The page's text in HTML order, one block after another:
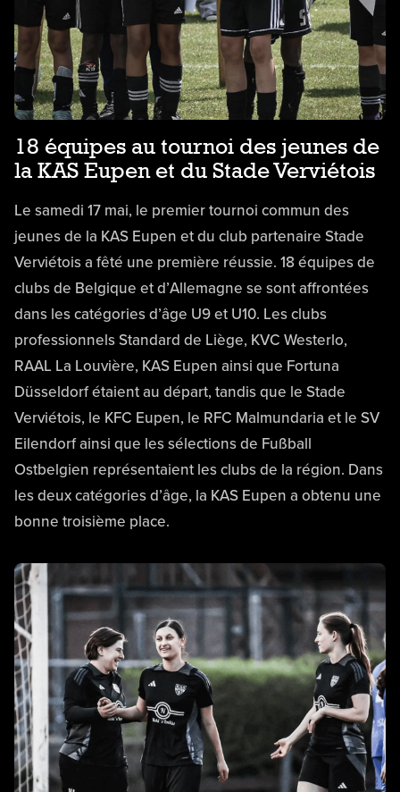
18 équipes au tournoi des jeunes de
la KAS Eupen et du Stade Verviétois
Le samedi 17 mai, le premier tournoi commun des
jeunes de la KAS Eupen et du club partenaire Stade
Verviétois a fêté une première réussie. 18 équipes de
clubs de Belgique et d’Allemagne se sont affrontées
dans les catégories d’âge U9 et U10. Les clubs
professionnels Standard de Liège, KVC Westerlo,
RAAL La Louvière, KAS Eupen ainsi que Fortuna
Düsseldorf étaient au départ, tandis que le Stade
Verviétois, le KFC Eupen, le RFC Malmundaria et le SV
Eilendorf ainsi que les sélections de Fußball
Ostbelgien représentaient les clubs de la région. Dans
les deux catégories d’âge, la KAS Eupen a obtenu une
bonne troisième place.